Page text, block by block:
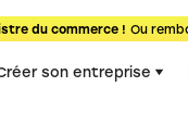
du commerce ! Ou
son entreprise